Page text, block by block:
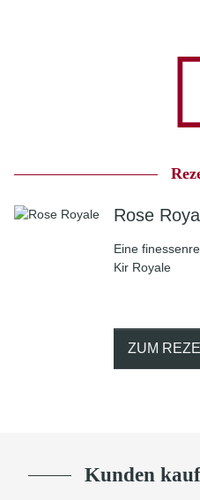
Rose
Eine
Kir Royale
ZUM
Kunden